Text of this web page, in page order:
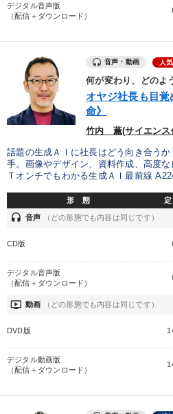
デジタル音声版
（配信＋ダウンロード）
音声・動画 人気
何が変わり、どのよ
オヤジ社長も目
命》
竹内 薫(サイエンス
話題の生成ＡＩに社長はどう向き合う
手。画像やデザイン、資料作成、高度
Ｔオンチでもわかる生成ＡＩ最前線
形 態
headset 音声 （どの形態でも内容は同じです）
CD版
デジタル音声版
（配信＋ダウンロード）
ondemand_video 動画 （どの形態でも内容は同じです）
DVD版
デジタル動画版
（配信＋ダウンロード）